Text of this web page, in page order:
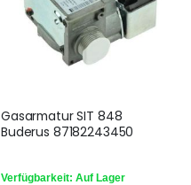
Gasarmatur SIT 848
Buderus 87182243450
Verfügbarkeit: Auf Lager